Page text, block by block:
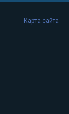
Карта сайта